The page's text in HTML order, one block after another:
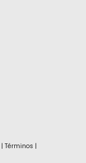
Términos |